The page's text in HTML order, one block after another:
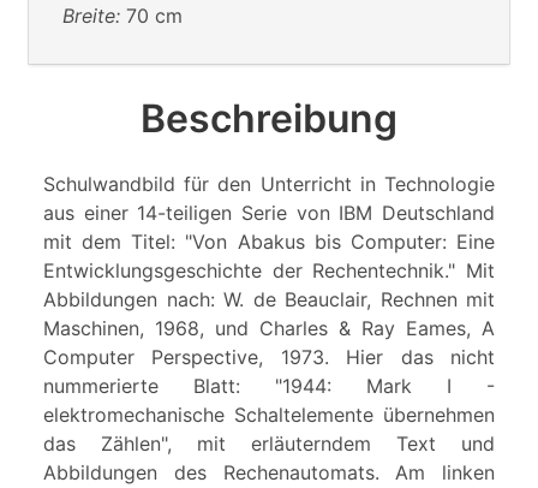
Breite: 70 cm
Beschreibung
Schulwandbild für den Unterricht in Technologie
aus einer 14-teiligen Serie von IBM Deutschland
mit dem Titel: "Von Abakus bis Computer: Eine
Entwicklungsgeschichte der Rechentechnik." Mit
Abbildungen nach: W. de Beauclair, Rechnen mit
Maschinen, 1968, und Charles & Ray Eames, A
Computer Perspective, 1973. Hier das nicht
nummerierte Blatt: "1944: Mark I -
elektromechanische Schaltelemente übernehmen
das Zählen", mit erläuterndem Text und
Abbildungen des Rechenautomats. Am linken